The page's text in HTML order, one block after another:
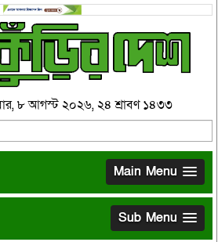
৮ আগস্ট ২০২৬, ২৪ শ্রাবণ ১৪৩৩
Main Menu
Sub Menu